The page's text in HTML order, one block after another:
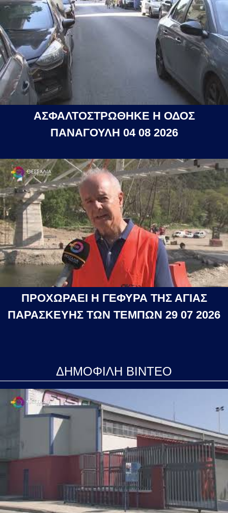
ΑΣΦΑΛΤΟΣΤΡΩΘΗΚΕ Η ΟΔΟΣ
ΠΑΝΑΓΟΥΛΗ 04 08 2026
ΠΡΟΧΩΡΑΕΙ Η ΓΕΦΥΡΑ ΤΗΣ ΑΓΙΑΣ
ΠΑΡΑΣΚΕΥΗΣ ΤΩΝ ΤΕΜΠΩΝ 29 07 2026
ΔΗΜΟΦΙΛΗ ΒΙΝΤΕΟ